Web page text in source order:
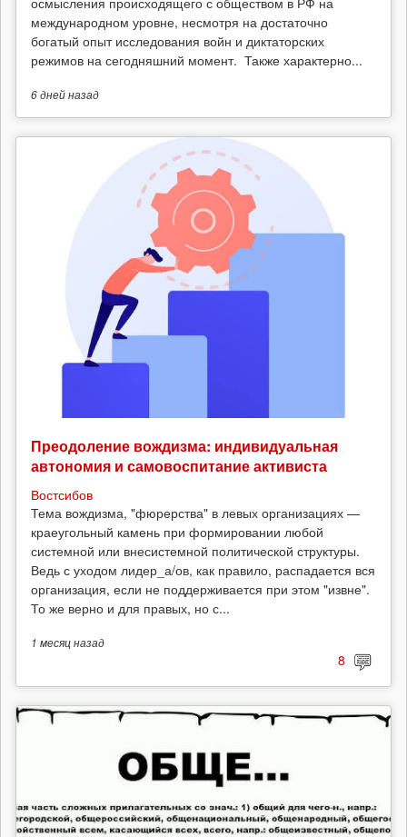
международном уровне, несмотря на достаточно
богатый опыт исследования войн и диктаторских
режимов на сегодняшний момент. Также характерно...
6 днейназад
Преодоление вождизма: индивидуальная
автономия и самовоспитание активиста
Востсибов
Тема вождизма, "фюрерства" в левых организациях —
краеугольный камень при формировании любой
системной или внесистемной политической структуры.
Ведь с уходом лидер_а/ов, как правило, распадается вся
организация, если не поддерживается при этом "извне".
То же верно и для правых, но с...
1 месяцназад
8